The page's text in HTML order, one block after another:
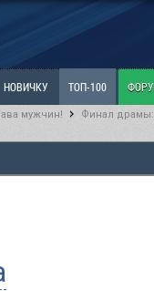
НОВИЧКУ ТОП-100
Наболевшее. Выскажись!
мужчин! Финал драмы: